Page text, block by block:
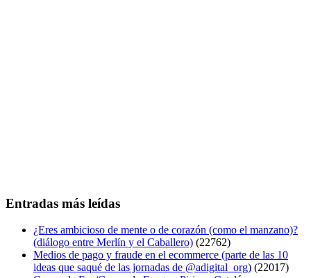
Entradas más leídas
¿Eres ambicioso de mente o de corazón (como el manzano)?
(diálogo entre Merlín y el Caballero) (22762)
Medios de pago y fraude en el ecommerce (parte de las 10
ideas que saqué de las jornadas de @adigital_org) (22017)